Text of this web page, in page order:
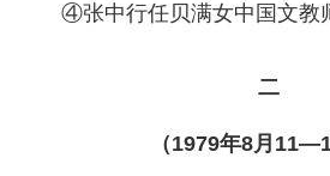
④张中行任贝满女中国文教
二
（1979年8月